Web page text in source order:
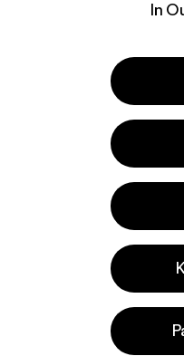
Valoración: 2.0 / 5
Compara
% Off
In